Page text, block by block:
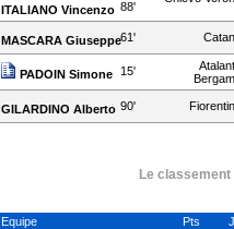
ITALIANO Vincenzo 88'
MASCARA Giuseppe61'
PADOIN Simone 15'
GILARDINO Alberto 90'
Le classement
Equipe Pts
J